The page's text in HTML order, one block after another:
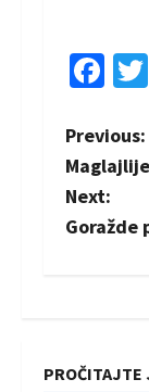
P
o
s
a
Previous:
Next:
Goražde
PROČITAJTE